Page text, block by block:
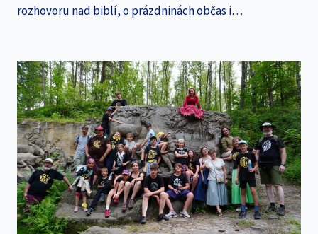
rozhovoru nad biblí, o prázdninách občas i…